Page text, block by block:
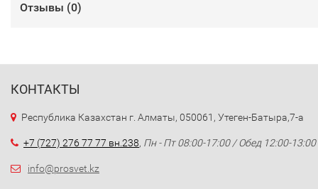
Отзывы (0)
КОНТАКТЫ
Республика Казахстан г. Алматы, 050061, Утеген-Батыра,7-а
+7 (727) 276 77 77 вн.238, Пн - Пт 08:00-17:00 / Обед 12:00-13:00
info@prosvet.kz